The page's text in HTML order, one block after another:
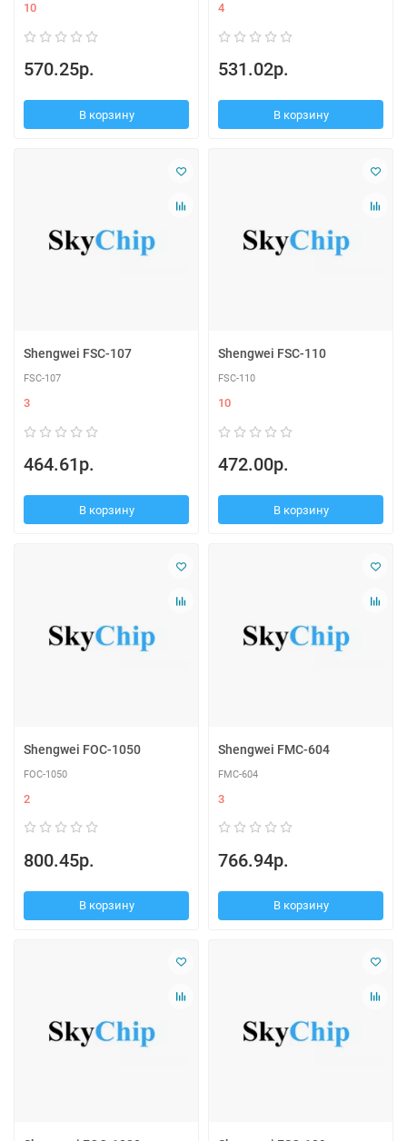
10
570.25р.
В корзину
4
531.02р.
В корзину
Shengwei FSC-107
FSC-107
3
464.61р.
В корзину
Shengwei FSC-110
FSC-110
10
472.00р.
В корзину
Shengwei FOC-1050
FOC-1050
2
800.45р.
В корзину
Shengwei FMC-604
FMC-604
3
766.94р.
В корзину